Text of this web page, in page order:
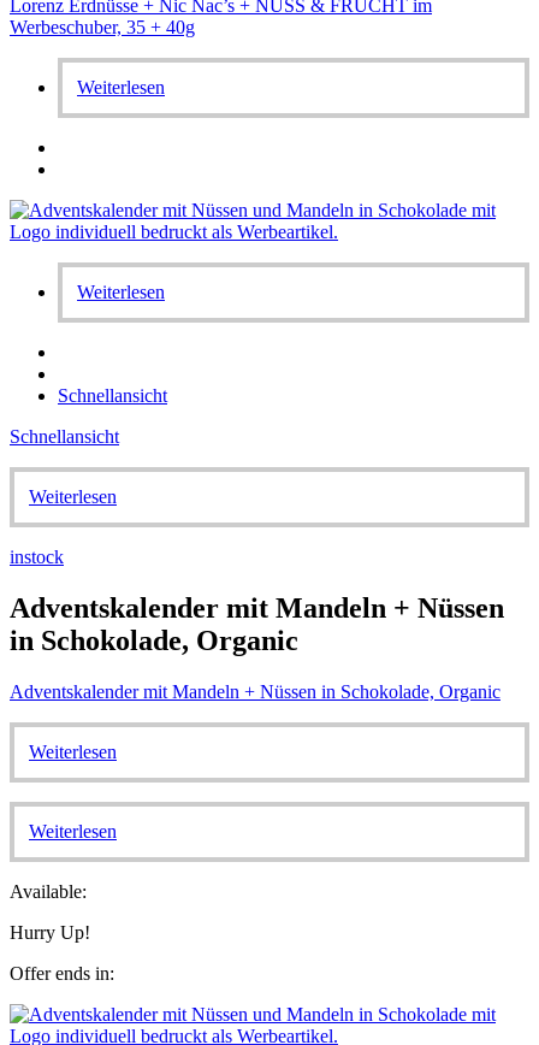
Lorenz Erdnüsse + Nic Nac’s + NUSS & FRUCHT im
Werbeschuber, 35 + 40g
Weiterlesen
Weiterlesen
Schnellansicht
Schnellansicht
Weiterlesen
instock
Adventskalender mit Mandeln + Nüssen
in Schokolade, Organic
Adventskalender mit Mandeln + Nüssen in Schokolade, Organic
Weiterlesen
Weiterlesen
Available:
Hurry Up!
Offer ends in: